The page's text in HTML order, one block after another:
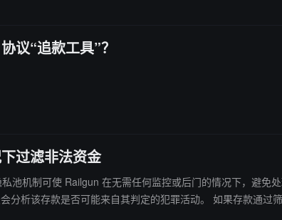
议“追款工具”？
过滤非法资金
池机制可使 Railgun 在无需任何监控或后门的情况下，避免
罪活动。 如果存款通过筛选，1 小时后用户即可使用零知识证明